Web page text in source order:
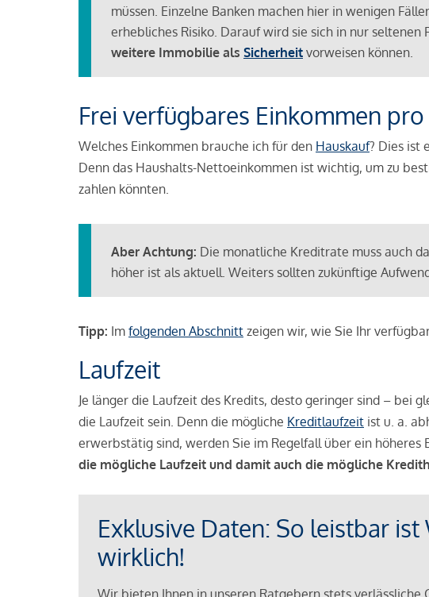
müssen. Einzelne Banken machen hier in wenigen
erhebliches Risiko. Darauf wird sie sich in nur seltenen
weitere Immobilie als Sicherheit vorweisen können.
Frei verfügbares Einkommen
Welches Einkommen brauche ich für den Hauskauf? Dies ist
Denn das Haushalts-Nettoeinkommen ist wichtig, um zu
zahlen könnten.
Aber Achtung: Die monatliche Kreditrate muss auch
höher ist als aktuell. Weiters sollten zukünftige
Tipp: Im folgenden Abschnitt zeigen wir, wie Sie Ihr
Laufzeit
Je länger die Laufzeit des Kredits, desto geringer sind – bei
die Laufzeit sein. Denn die mögliche Kreditlaufzeit ist u. a.
erwerbstätig sind, werden Sie im Regelfall über ein höheres
die mögliche Laufzeit und damit auch die mögliche
Exklusive Daten: So leistbar
wirklich!